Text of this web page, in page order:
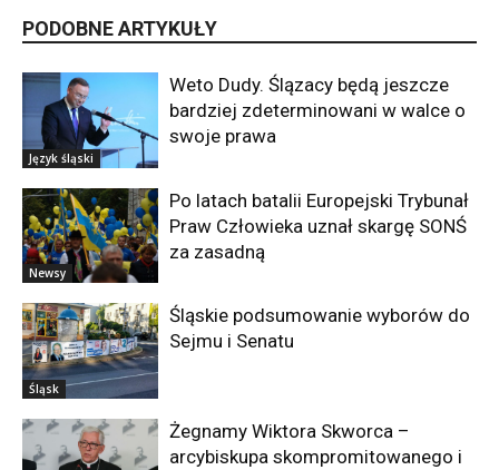
PODOBNE ARTYKUŁY
Język śląski
Weto Dudy. Ślązacy będą jeszcze
bardziej zdeterminowani w walce o
swoje prawa
Newsy
Po latach batalii Europejski Trybunał
Praw Człowieka uznał skargę SONŚ
za zasadną
Śląsk
Śląskie podsumowanie wyborów do
Sejmu i Senatu
Żegnamy Wiktora Skworca –
arcybiskupa skompromitowanego i